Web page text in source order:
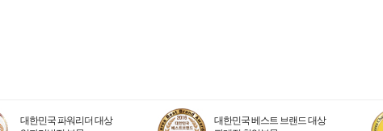
대한민국 파워리더 대상
대한민국 베스트 브랜드 대상